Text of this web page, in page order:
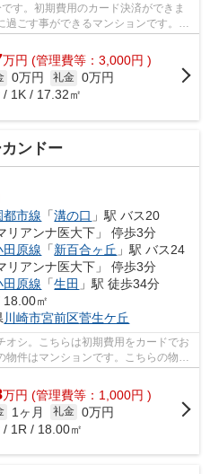
す。初期費用のカード決済ができま
ごす事ができるマンションです。周
...
万円 (管理費等：3,000円 )
0万円 礼金 0万円
/ 1K / 17.32㎡
ンドー
都市線 「溝の口 」駅 バス20
リアンナ医大下」 停歩3分
田原線 「新百合ヶ丘 」駅 バス24
リアンナ医大下」 停歩3分
田原線 「生田 」駅 徒歩34分
㎡
川崎市宮前区菅生ケ丘
オシ。こちらは初期費用をカードでお
件はマンションです。こちらの物件
...
万円 (管理費等：1,000円 )
1ヶ月 礼金 0万円
/ 1R / 18.00㎡